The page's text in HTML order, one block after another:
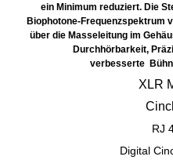
ein Minimum reduziert. Die
Biophotone-Frequenzspektrum
über die Masseleitung im
Durchhörbarkeit,
verbesserte
XLR
RJ
Digital